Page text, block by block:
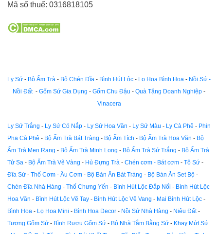
Mã số thuế: 0316818105
Ly Sứ - Bộ Ấm Trà - Bộ Chén Đĩa - Bình Hút Lộc - Lọ Hoa Bình Hoa - Nồi Sứ -
Nồi Đất - Gốm Sứ Gia Dụng - Gốm Chu Đậu - Quà Tặng Doanh Nghiệp -
Vinacera
Ly Sứ Trắng - Ly Sứ Có Nắp - Ly Sứ Hoa Văn - Ly Sứ Màu - Ly Cà Phê - Phin
Pha Cà Phê - Bộ Ấm Trà Bát Tràng - Bộ Ấm Tích - Bộ Ấm Trà Hoa Văn - Bộ
Ấm Trà Men Rạng - Bộ Ấm Trà Minh Long - Bộ Ấm Trà Sứ Trắng - Bộ Ấm Trà
Tử Sa - Bộ Ấm Trà Vẽ Vàng - Hủ Đựng Trà - Chén cơm - Bát cơm - Tô Sứ -
Đĩa Sứ - Thố Cơm - Âu Cơm - Bộ Bàn Ăn Bát Tràng - Bộ Bàn Ăn Set Bộ -
Chén Đĩa Nhà Hàng - Thố Chưng Yến - Bình Hút Lộc Đắp Nổi - Bình Hút Lộc
Hoa Văn - Bình Hút Lộc Vẽ Tay - Bình Hút Lộc Vẽ Vang - Mai Bình Hút Lộc -
Bình Hoa - Lọ Hoa Mini - Bình Hoa Decor - Nồi Sứ Nhà Hàng - Niêu Đất-
Tượng Gốm Sứ - Bình Rượu Gốm Sứ - Bộ Nhà Tắm Bằng Sứ - Khay Mứt Sứ